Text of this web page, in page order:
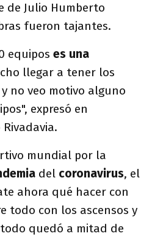
de Julio Humberto
fueron tajantes.
equipos es una
llegar a tener los
no veo motivo alguno
expresó en
mundial por la
del coronavirus, el
ahora qué hacer con
todo con los ascensos y
quedó a mitad de